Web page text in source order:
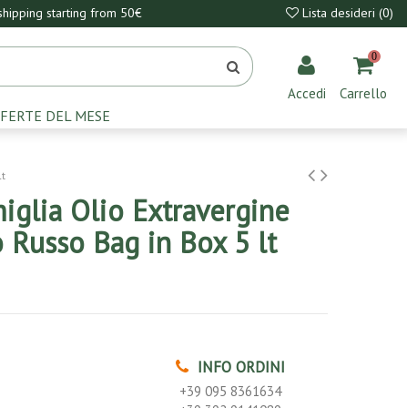
starting from 50€ Lista desideri (0)
Accedi
0
Carrello
DEL MESE
Olio Extravergine
Bag in Box 5 lt
INFO ORDINI
+39 095 8361634